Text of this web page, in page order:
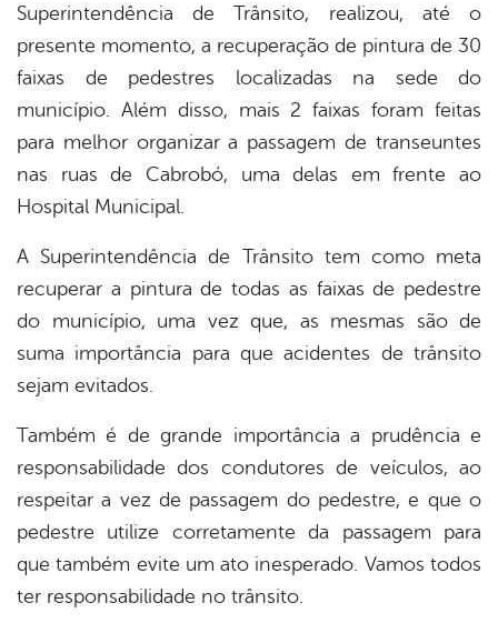
Superintendência de Trânsito, realizou, até o
presente momento, a recuperação de pintura de 30
faixas de pedestres localizadas na sede do
município. Além disso, mais 2 faixas foram feitas
para melhor organizar a passagem de transeuntes
nas ruas de Cabrobó, uma delas em frente ao
Hospital Municipal.
A Superintendência de Trânsito tem como meta
recuperar a pintura de todas as faixas de pedestre
do município, uma vez que, as mesmas são de
suma importância para que acidentes de trânsito
sejam evitados.
Também é de grande importância a prudência e
responsabilidade dos condutores de veículos, ao
respeitar a vez de passagem do pedestre, e que o
pedestre utilize corretamente da passagem para
que também evite um ato inesperado. Vamos todos
ter responsabilidade no trânsito.